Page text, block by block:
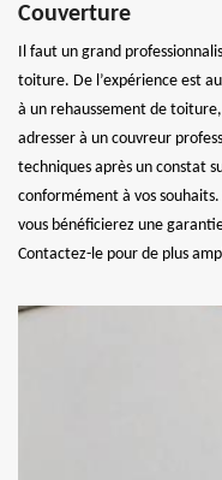
Couverture
Il faut un grand
toiture. De l’expérience est
à un rehaussement de
adresser à un couvreur
techniques après un constat
conformément à vos
vous bénéficierez une
Contactez-le pour de plus